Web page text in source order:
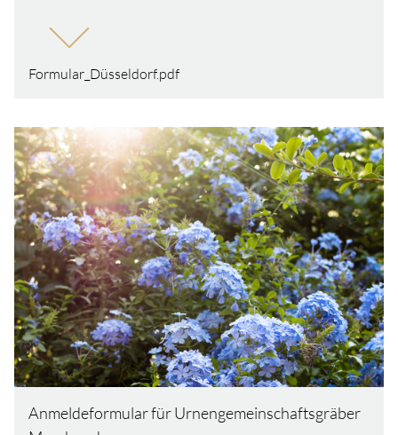
Formular_Düsseldorf.pdf
Anmeldeformular für Urnengemeinschaftsgräber